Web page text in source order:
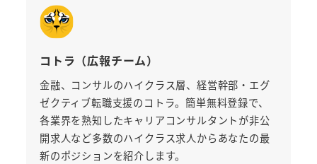
コトラ（広報チーム）
金融、コンサルのハイクラス層、経営幹部・エグ
ゼクティブ転職支援のコトラ。簡単無料登録で、
各業界を熟知したキャリアコンサルタントが非公
開求人など多数のハイクラス求人からあなたの最
新のポジションを紹介します。